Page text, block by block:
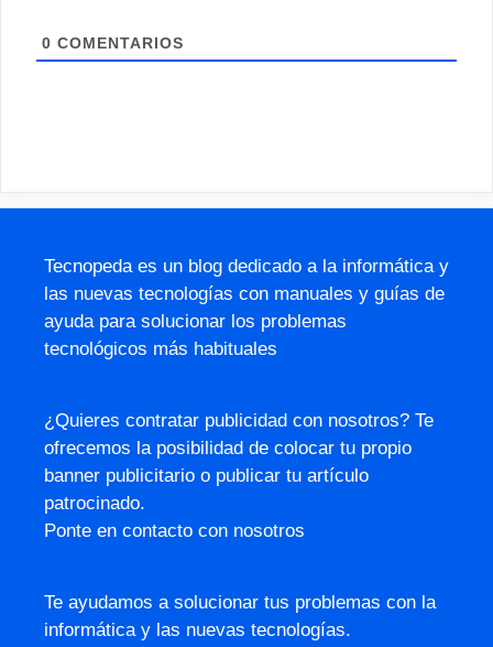
0 COMENTARIOS
Tecnopeda es un blog dedicado a la informática y
las nuevas tecnologías con manuales y guías de
ayuda para solucionar los problemas
tecnológicos más habituales
¿Quieres contratar publicidad con nosotros? Te
ofrecemos la posibilidad de colocar tu propio
banner publicitario o publicar tu artículo
patrocinado.
Ponte en contacto con nosotros
Te ayudamos a solucionar tus problemas con la
informática y las nuevas tecnologías.